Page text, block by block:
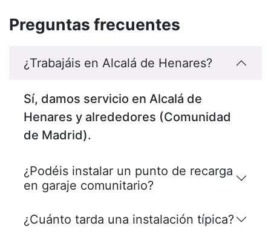
Preguntas frecuentes
¿Trabajáis en Alcalá de Henares?
Sí, damos servicio en Alcalá de
Henares y alrededores (Comunidad
de Madrid).
¿Podéis instalar un punto de recarga
en garaje comunitario?
¿Cuánto tarda una instalación típica?